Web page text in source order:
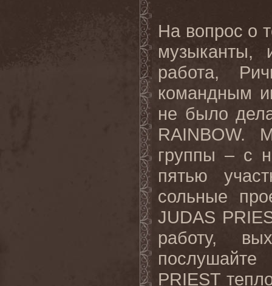
На вопрос о
музыканты,
работа,
командным
не было
RAINBOW.
группы – с
пятью
сольные
JUDAS
работу,
PRIEST